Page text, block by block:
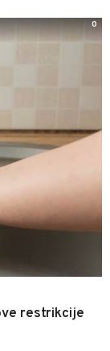
restrikcije
0